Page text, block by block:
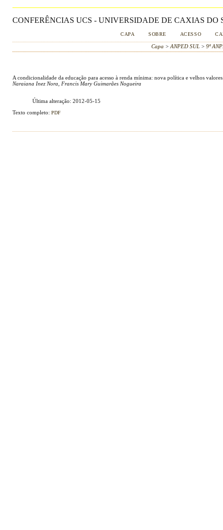
CONFERÊNCIAS UCS - UNIVERSIDADE DE CAXIAS DO
CAPA SOBRE ACESSO
Capa > ANPED SUL > 9ª
A condicionalidade da educação para acesso à renda mínima: nova política e velhos valores
Naraiana Inez Nora, Francis Mary Guimarães Nogueira
Última alteração: 2012-05-15
Texto completo: PDF